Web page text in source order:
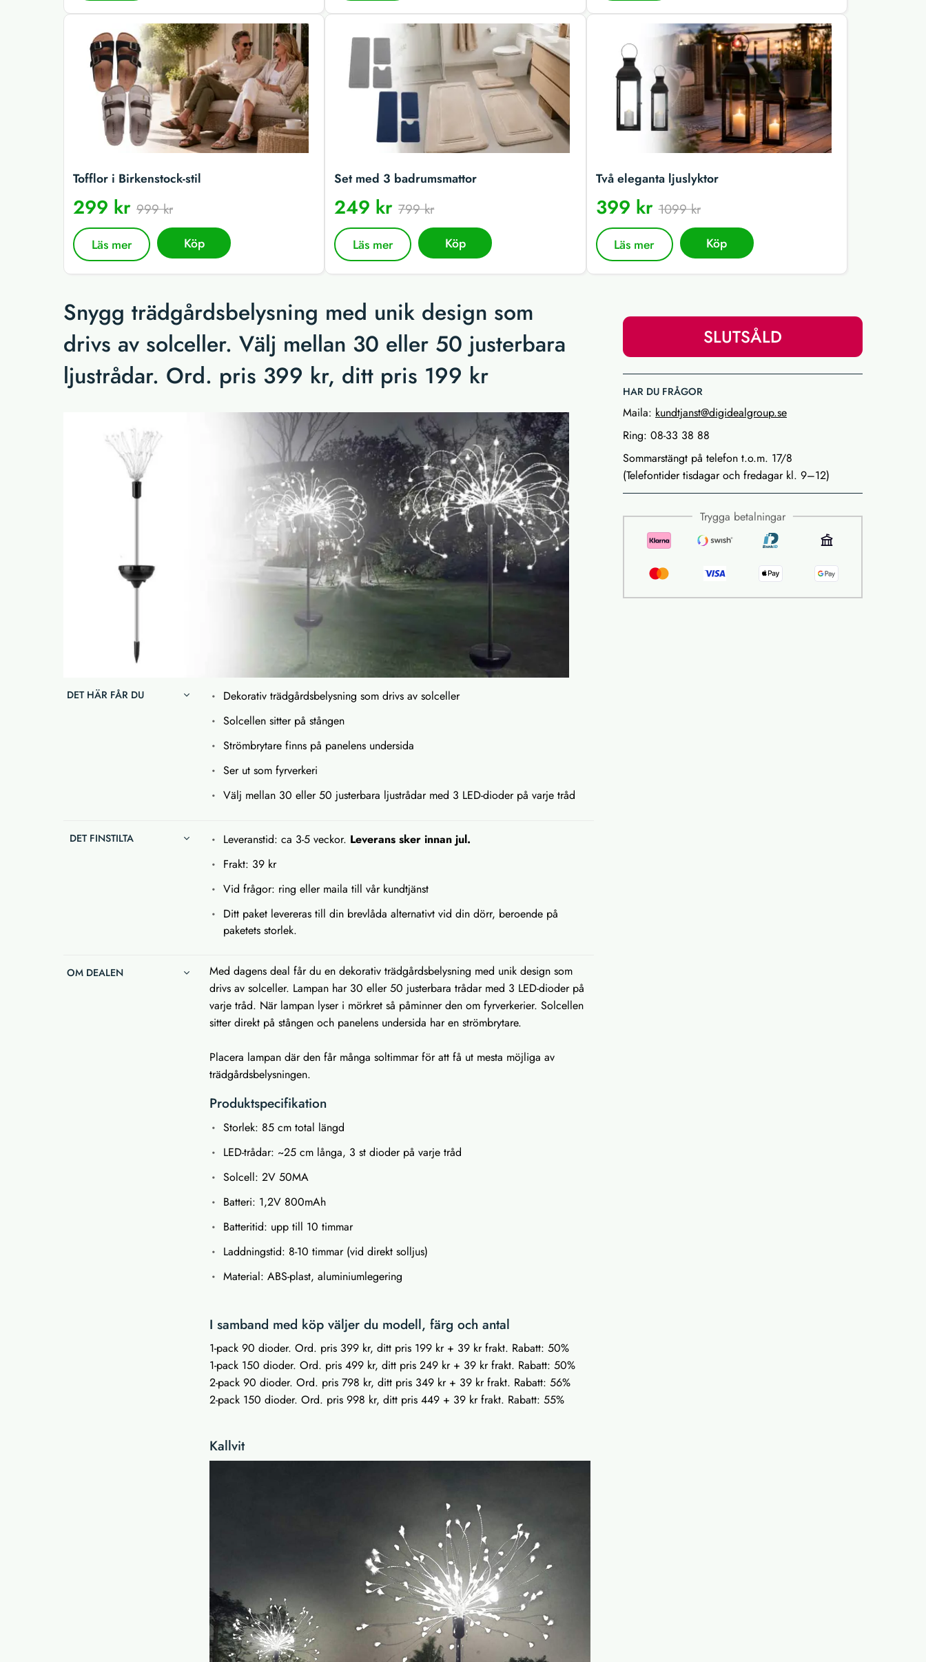
Tofflor i Birkenstock-stil
299 kr 999 kr
Läs mer Köp
Set med 3 badrumsmattor
249 kr799 kr
Läs mer Köp
Två eleganta ljuslyktor
399 kr1099 kr
Läs mer Köp
Snygg trädgårdsbelysning med unik design som
drivs av solceller. Välj mellan 30 eller 50 justerbara
ljustrådar. Ord. pris 399 kr, ditt pris 199 kr
SLUTSÅLD
HAR DU FRÅGOR
Maila: kundtjanst@digidealgroup.se
Ring: 08-33 38 88
Sommarstängt på telefon t.o.m. 17/8
(Telefontider tisdagar och fredagar kl. 9–12)
Trygga betalningar
DET HÄR FÅR DU
Dekorativ trädgårdsbelysning som drivs av solceller
Solcellen sitter på stången
Strömbrytare finns på panelens undersida
Ser ut som fyrverkeri
Välj mellan 30 eller 50 justerbara ljustrådar med 3 LED-dioder på varje tråd
DET FINSTILTA Leveranstid: ca 3-5 veckor. Leverans sker innan jul.
Frakt: 39 kr
Vid frågor: ring eller maila till vår kundtjänst
Ditt paket levereras till din brevlåda alternativt vid din dörr, beroende på
paketets storlek.
OM DEALEN
Med dagens deal får du en dekorativ trädgårdsbelysning med unik design som
drivs av solceller. Lampan har 30 eller 50 justerbara trådar med 3 LED-dioder på
varje tråd. När lampan lyser i mörkret så påminner den om fyrverkerier. Solcellen
sitter direkt på stången och panelens undersida har en strömbrytare.
Placera lampan där den får många soltimmar för att få ut mesta möjliga av
trädgårdsbelysningen.
Produktspecifikation
Storlek: 85 cm total längd
LED-trådar: ~25 cm långa, 3 st dioder på varje tråd
Solcell: 2V 50MA
Batteri: 1,2V 800mAh
Batteritid: upp till 10 timmar
Laddningstid: 8-10 timmar (vid direkt solljus)
Material: ABS-plast, aluminiumlegering
I samband med köp väljer du modell, färg och antal
1-pack 90 dioder. Ord. pris 399 kr, ditt pris 199 kr + 39 kr frakt. Rabatt: 50%
1-pack 150 dioder. Ord. pris 499 kr, ditt pris 249 kr + 39 kr frakt. Rabatt: 50%
2-pack 90 dioder. Ord. pris 798 kr, ditt pris 349 kr + 39 kr frakt. Rabatt: 56%
2-pack 150 dioder. Ord. pris 998 kr, ditt pris 449 + 39 kr frakt. Rabatt: 55%
Kallvit